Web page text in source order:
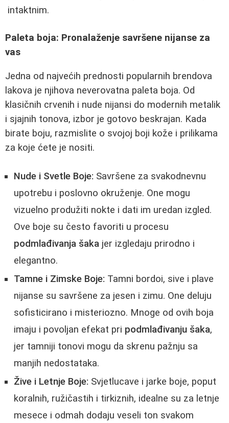
intaktnim.
Paleta boja: Pronalaženje savršene nijanse za
vas
Jedna od najvećih prednosti popularnih brendova
lakova je njihova neverovatna paleta boja. Od
klasičnih crvenih i nude nijansi do modernih metalik
i sjajnih tonova, izbor je gotovo beskrajan. Kada
birate boju, razmislite o svojoj boji kože i prilikama
za koje ćete je nositi.
Nude i Svetle Boje: Savršene za svakodnevnu
upotrebu i poslovno okruženje. One mogu
vizuelno produžiti nokte i dati im uredan izgled.
Ove boje su često favoriti u procesu
podmlađivanja šaka jer izgledaju prirodno i
elegantno.
Tamne i Zimske Boje: Tamni bordoi, sive i plave
nijanse su savršene za jesen i zimu. One deluju
sofisticirano i misteriozno. Mnoge od ovih boja
imaju i povoljan efekat pri podmlađivanju šaka,
jer tamniji tonovi mogu da skrenu pažnju sa
manjih nedostataka.
Žive i Letnje Boje: Svjetlucave i jarke boje, poput
koralnih, ružičastih i tirkiznih, idealne su za letnje
mesece i odmah dodaju veseli ton svakom